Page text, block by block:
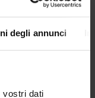
degli annunci
vostri dati